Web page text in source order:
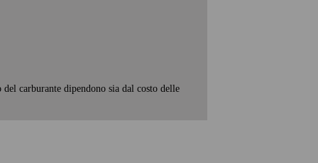
carburante dipendono sia dal costo delle